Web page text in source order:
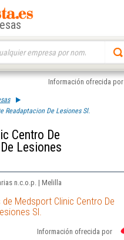
Información ofrecida por
Readaptacion De Lesiones Sl.
Centro De
Lesiones
n.c.o.p. | Melilla
Medsport Clinic Centro De
Sl.
Información ofrecida por